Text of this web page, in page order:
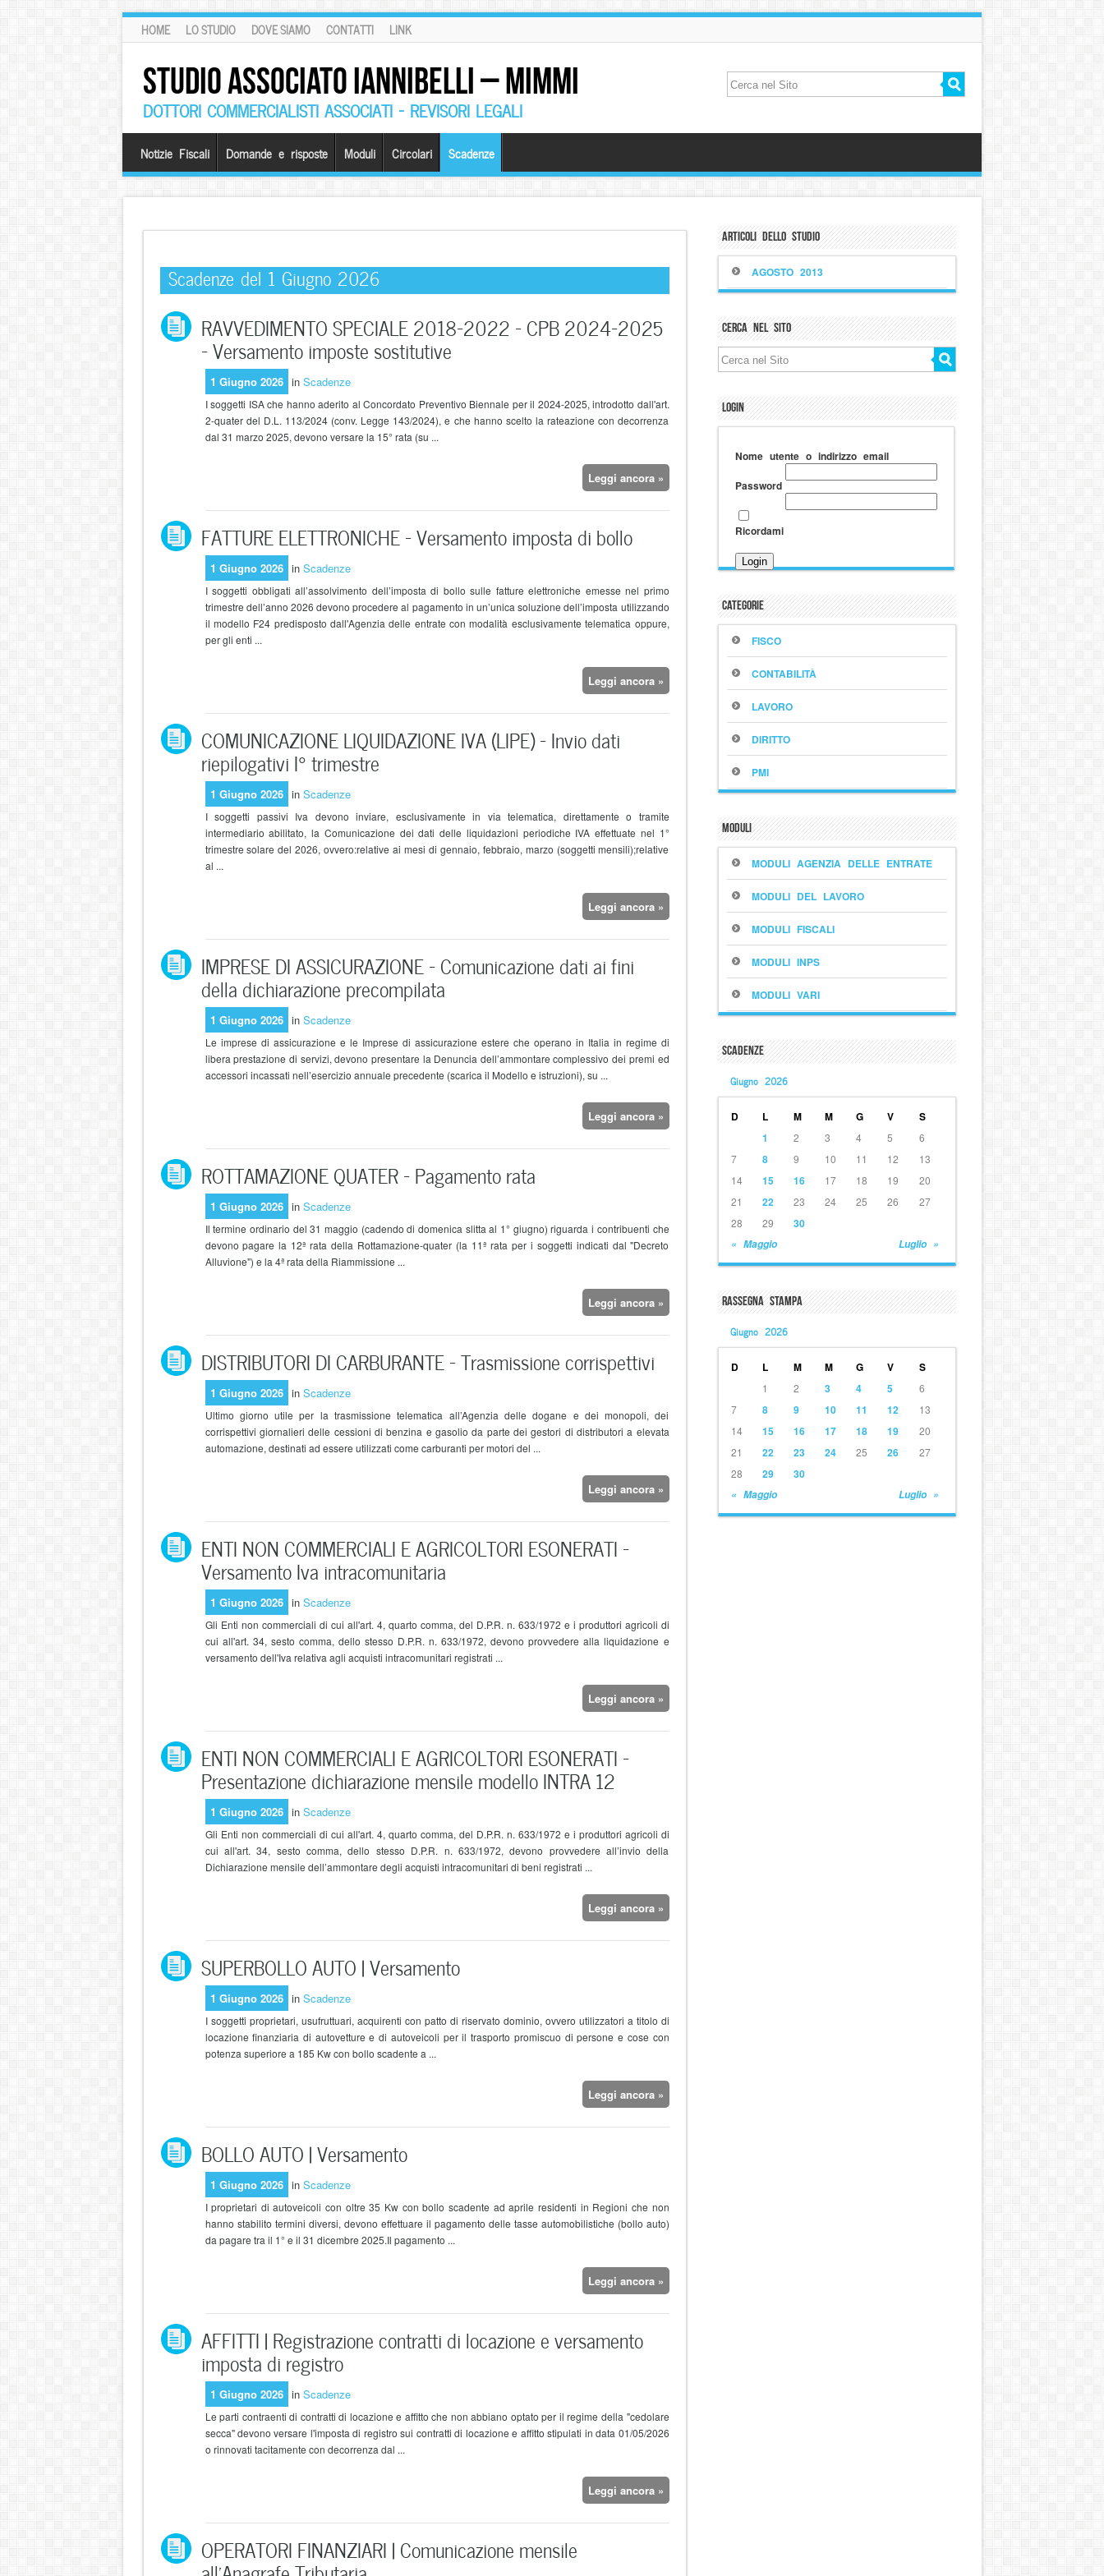
HOME LO STUDIO DOVE SIAMO CONTATTI LINK
STUDIO ASSOCIATO IANNIBELLI – MIMMI
DOTTORI COMMERCIALISTI ASSOCIATI – REVISORI LEGALI
Notizie Fiscali Domande e risposte Moduli Circolari Scadenze
Scadenze del 1 Giugno 2026
RAVVEDIMENTO SPECIALE 2018-2022 – CPB 2024-2025
– Versamento imposte sostitutive
1 Giugno 2026 in Scadenze
I soggetti ISA che hanno aderito al Concordato Preventivo Biennale per il 2024-2025, introdotto dall'art.
2-quater del D.L. 113/2024 (conv. Legge 143/2024), e che hanno scelto la rateazione con decorrenza
dal 31 marzo 2025, devono versare la 15° rata (su ...
Leggi ancora »
FATTURE ELETTRONICHE – Versamento imposta di bollo
1 Giugno 2026 in Scadenze
I soggetti obbligati all’assolvimento dell’imposta di bollo sulle fatture elettroniche emesse nel primo
trimestre dell’anno 2026 devono procedere al pagamento in un’unica soluzione dell’imposta utilizzando
il modello F24 predisposto dall'Agenzia delle entrate con modalità esclusivamente telematica oppure,
per gli enti ...
Leggi ancora »
COMUNICAZIONE LIQUIDAZIONE IVA (LIPE) – Invio dati
riepilogativi I° trimestre
1 Giugno 2026 in Scadenze
I soggetti passivi Iva devono inviare, esclusivamente in via telematica, direttamente o tramite
intermediario abilitato, la Comunicazione dei dati delle liquidazioni periodiche IVA effettuate nel 1°
trimestre solare del 2026, ovvero:relative ai mesi di gennaio, febbraio, marzo (soggetti mensili);relative
al ...
Leggi ancora »
IMPRESE DI ASSICURAZIONE – Comunicazione dati ai fini
della dichiarazione precompilata
1 Giugno 2026 in Scadenze
Le imprese di assicurazione e le Imprese di assicurazione estere che operano in Italia in regime di
libera prestazione di servizi, devono presentare la Denuncia dell’ammontare complessivo dei premi ed
accessori incassati nell’esercizio annuale precedente (scarica il Modello e istruzioni), su ...
Leggi ancora »
ROTTAMAZIONE QUATER – Pagamento rata
1 Giugno 2026 in Scadenze
Il termine ordinario del 31 maggio (cadendo di domenica slitta al 1° giugno) riguarda i contribuenti che
devono pagare la 12ª rata della Rottamazione-quater (la 11ª rata per i soggetti indicati dal "Decreto
Alluvione") e la 4ª rata della Riammissione ...
Leggi ancora »
DISTRIBUTORI DI CARBURANTE – Trasmissione corrispettivi
1 Giugno 2026 in Scadenze
Ultimo giorno utile per la trasmissione telematica all’Agenzia delle dogane e dei monopoli, dei
corrispettivi giornalieri delle cessioni di benzina e gasolio da parte dei gestori di distributori a elevata
automazione, destinati ad essere utilizzati come carburanti per motori del ...
Leggi ancora »
ENTI NON COMMERCIALI E AGRICOLTORI ESONERATI –
Versamento Iva intracomunitaria
1 Giugno 2026 in Scadenze
Gli Enti non commerciali di cui all'art. 4, quarto comma, del D.P.R. n. 633/1972 e i produttori agricoli di
cui all'art. 34, sesto comma, dello stesso D.P.R. n. 633/1972, devono provvedere alla liquidazione e
versamento dell'Iva relativa agli acquisti intracomunitari registrati ...
Leggi ancora »
ENTI NON COMMERCIALI E AGRICOLTORI ESONERATI –
Presentazione dichiarazione mensile modello INTRA 12
1 Giugno 2026 in Scadenze
Gli Enti non commerciali di cui all'art. 4, quarto comma, del D.P.R. n. 633/1972 e i produttori agricoli di
cui all'art. 34, sesto comma, dello stesso D.P.R. n. 633/1972, devono provvedere all’invio della
Dichiarazione mensile dell’ammontare degli acquisti intracomunitari di beni registrati ...
Leggi ancora »
SUPERBOLLO AUTO | Versamento
1 Giugno 2026 in Scadenze
I soggetti proprietari, usufruttuari, acquirenti con patto di riservato dominio, ovvero utilizzatori a titolo di
locazione finanziaria di autovetture e di autoveicoli per il trasporto promiscuo di persone e cose con
potenza superiore a 185 Kw con bollo scadente a ...
Leggi ancora »
BOLLO AUTO | Versamento
1 Giugno 2026 in Scadenze
I proprietari di autoveicoli con oltre 35 Kw con bollo scadente ad aprile residenti in Regioni che non
hanno stabilito termini diversi, devono effettuare il pagamento delle tasse automobilistiche (bollo auto)
da pagare tra il 1° e il 31 dicembre 2025.Il pagamento ...
Leggi ancora »
AFFITTI | Registrazione contratti di locazione e versamento
imposta di registro
1 Giugno 2026 in Scadenze
Le parti contraenti di contratti di locazione e affitto che non abbiano optato per il regime della "cedolare
secca" devono versare l'imposta di registro sui contratti di locazione e affitto stipulati in data 01/05/2026
o rinnovati tacitamente con decorrenza dal ...
Leggi ancora »
OPERATORI FINANZIARI | Comunicazione mensile
Articoli dello Studio
AGOSTO 2013
Cerca nel sito
Login
Nome utente o indirizzo email
Password
Ricordami
Categorie
FISCO
CONTABILITÀ
LAVORO
DIRITTO
PMI
Moduli
MODULI AGENZIA DELLE ENTRATE
MODULI DEL LAVORO
MODULI FISCALI
MODULI INPS
MODULI VARI
Scadenze
Giugno 2026
D L M M G V S
« Maggio Luglio »
1 2 3 4 5
6
7
8 9 10 11 12
13
14
15 16 17 18 19
20
21
22 23 24 25 26
27
28
29 30
Rassegna Stampa
Giugno 2026
D L M M G V S
« Maggio Luglio »
1 2 3 4 5
6
7
8 9 10 11 12
13
14
15 16 17 18 19
20
21
22 23 24 25 26
27
28
29 30